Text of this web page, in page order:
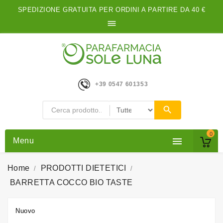
SPEDIZIONE GRATUITA PER ORDINI A PARTIRE DA 40 €

0
+39 0547 601353

Menu
Home
PRODOTTI DIETETICI
BARRETTA COCCO BIO TASTE
Nuovo